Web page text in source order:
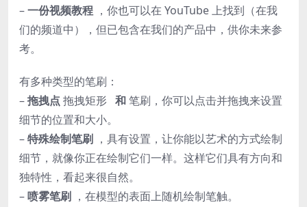
–一份视频教程 ，你也可以在 YouTube 上找到（在我
们的频道中），但已包含在我们的产品中，供你未来参
考。
有多种类型的笔刷：
–拖拽点 拖拽矩形 和笔刷，你可以点击并拖拽来设置
细节的位置和大小。
–特殊绘制笔刷 ，具有设置，让你能以艺术的方式绘制
细节，就像你正在绘制它们一样。这样它们具有方向和
独特性，看起来很自然。
–喷雾笔刷 ，在模型的表面上随机绘制笔触。